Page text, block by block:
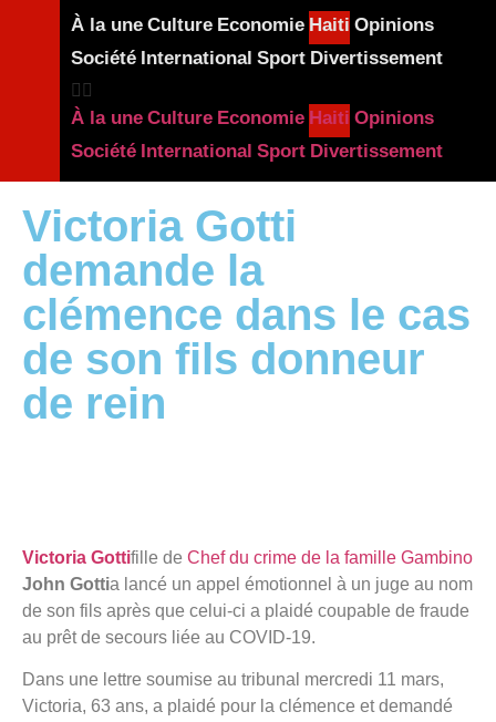
À la une Culture Economie Haiti Opinions
Société International Sport Divertissement
À la une Culture Economie Haiti Opinions
Société International Sport Divertissement
Victoria Gotti
demande la
clémence dans le cas
de son fils donneur
de rein
Victoria Gottifille de Chef du crime de la famille Gambino
John Gottia lancé un appel émotionnel à un juge au nom
de son fils après que celui-ci a plaidé coupable de fraude
au prêt de secours liée au COVID-19.
Dans une lettre soumise au tribunal mercredi 11 mars,
Victoria, 63 ans, a plaidé pour la clémence et demandé